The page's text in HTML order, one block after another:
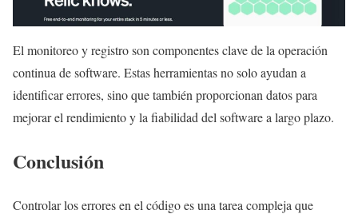
El monitoreo y registro son componentes clave de la operación
continua de software. Estas herramientas no solo ayudan a
identificar errores, sino que también proporcionan datos para
mejorar el rendimiento y la fiabilidad del software a largo plazo.
Conclusión
Controlar los errores en el código es una tarea compleja que